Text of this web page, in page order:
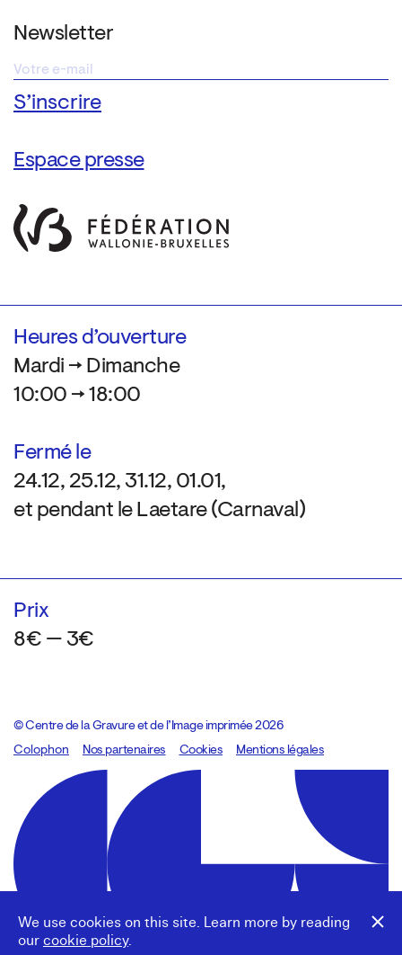
We use cookies on this site. Learn more by reading
our cookie policy.
Newsletter
Espace presse
Heures d’ouverture
Mardi → Dimanche
10:00 → 18:00
Fermé le
24.12, 25.12, 31.12, 01.01,
et pendant le Laetare (Carnaval)
Prix
8€ — 3€
© Centre de la Gravure et de l’Image imprimée 2026
Colophon
Design:Marcel Kaczmarek, code:8080.studio
Nos partenaires Cookies Mentions légales